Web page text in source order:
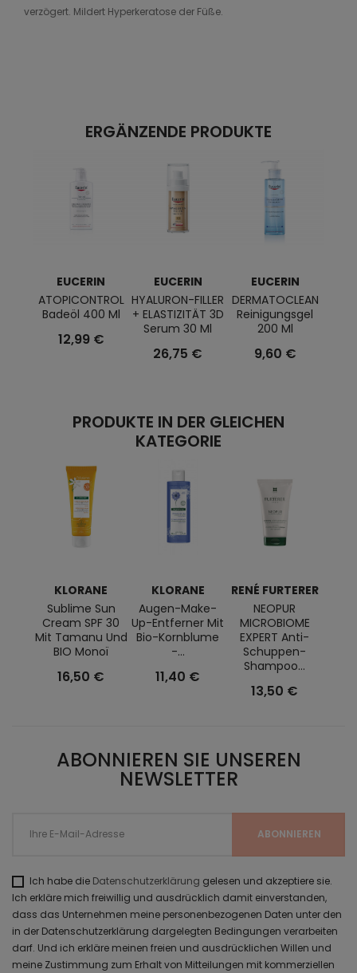
verzögert. Mildert Hyperkeratose der Füße.
ERGÄNZENDE PRODUKTE
EUCERIN
ATOPICONTROL
Badeöl 400 Ml
12,99 €
EUCERIN
HYALURON-FILLER
+ ELASTIZITÄT 3D
Serum 30 Ml
26,75 €
EUCERIN
DERMATOCLEAN
Reinigungsgel
200 Ml
9,60 €
PRODUKTE IN DER GLEICHEN
KATEGORIE
KLORANE
Sublime Sun
Cream SPF 30
Mit Tamanu Und
BIO Monoï
16,50 €
KLORANE
Augen-Make-
Up-Entferner Mit
Bio-Kornblume
-...
11,40 €
RENÉ FURTERER
NEOPUR
MICROBIOME
EXPERT Anti-
Schuppen-
Shampoo...
13,50 €
ABONNIEREN SIE UNSEREN
NEWSLETTER
Ich habe die Datenschutzerklärung gelesen und akzeptiere sie.
Ich erkläre mich freiwillig und ausdrücklich damit einverstanden,
dass das Unternehmen meine personenbezogenen Daten unter den
in der Datenschutzerklärung dargelegten Bedingungen verarbeiten
darf. Und ich erkläre meinen freien und ausdrücklichen Willen und
meine Zustimmung zum Erhalt von Mitteilungen mit kommerziellen